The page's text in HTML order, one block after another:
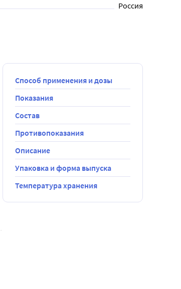
Россия
Способ применения и дозы
Показания
Состав
Противопоказания
Описание
Упаковка и форма выпуска
Температура хранения